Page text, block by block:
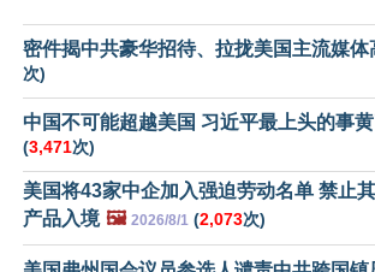
密件揭中共豪华招待、拉拢美国主流媒体
次)
中国不可能超越美国 习近平最上头的事
(3,471次)
美国将43家中企加入强迫劳动名单 禁止其
产品入境 🖼️ 2026/8/1 (2,073次)